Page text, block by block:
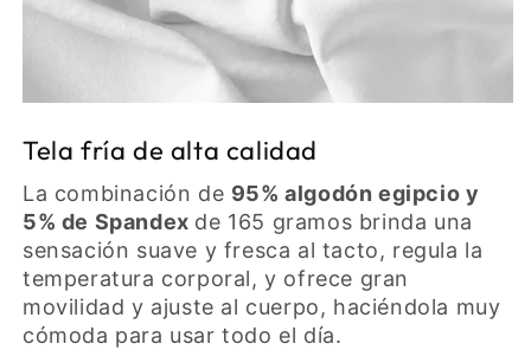
Tela fría de alta calidad
La combinación de 95% algodón egipcio y
5% de Spandex de 165 gramos brinda una
sensación suave y fresca al tacto, regula la
temperatura corporal, y ofrece gran
movilidad y ajuste al cuerpo, haciéndola muy
cómoda para usar todo el día.